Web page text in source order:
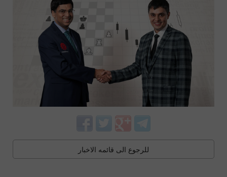
للرجوع الى قائمه الاخبار